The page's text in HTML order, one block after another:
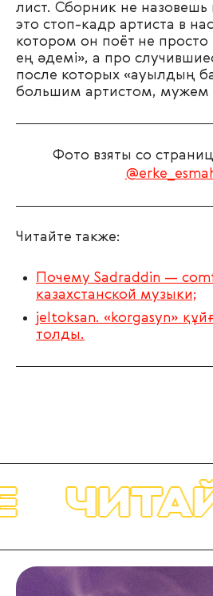
лист. Сборник не
это стоп-кадр артиста в
котором он поёт не просто
ең әдемі», а про
после которых «ауылдың
большим артистом, мужем
Фото взяты со страниц
Читайте также:
Почему Sadraddin —
казахстанской музыки;
jeltoksan. «korgasyn»
толды.